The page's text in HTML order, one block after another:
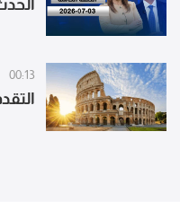
الحدث -
00:13